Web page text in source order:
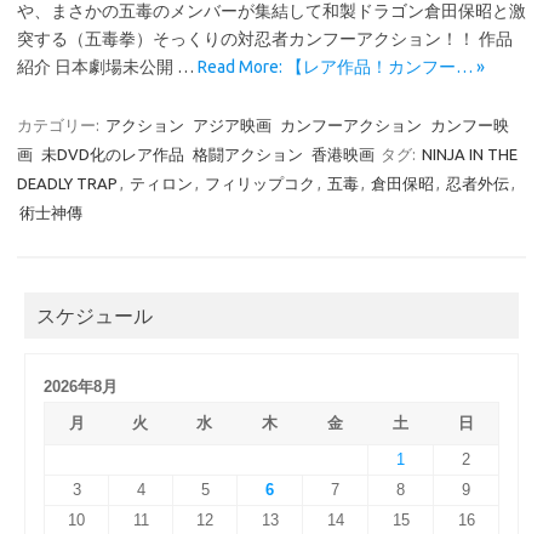
や、まさかの五毒のメンバーが集結して和製ドラゴン倉田保昭と激
突する（五毒拳）そっくりの対忍者カンフーアクション！！ 作品
紹介 日本劇場未公開 … Read More: 【レア作品！カンフー… »
カテゴリー: アクション アジア映画 カンフーアクション
カンフー映
画 未DVD化のレア作品 格闘アクション 香港映画 タグ: NINJA IN THE
DEADLY TRAP , ティロン , フィリップコク , 五毒, 倉田保昭 , 忍者外伝,
術士神傳
スケジュール
2026年8月
月
火 水 木 金 土
日
1
2
3
4 5 6 7 8
9
10
11 12 13 14 15
16